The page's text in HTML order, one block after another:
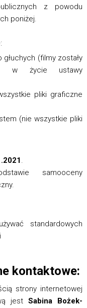
z powodu
poniżej.
(filmy zostały
w życie ustawy
pliki graficzne
(nie wszystkie pliki
.
samooceny
standardowych
kontaktowe:
strony internetowej
jestSabina Bożek-